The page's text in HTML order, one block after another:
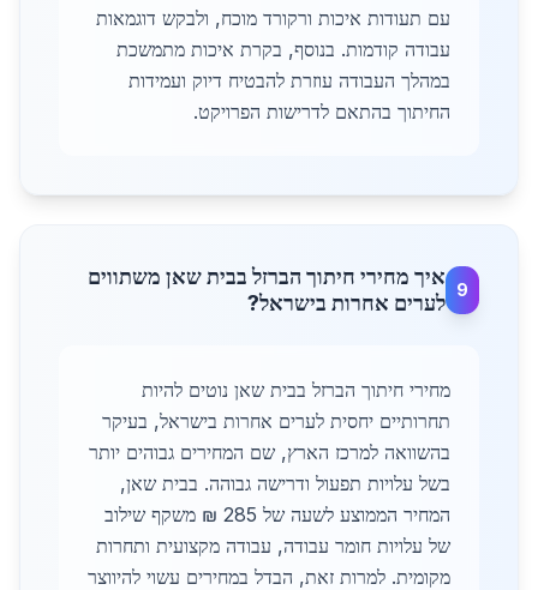
עם תעודות איכות ורקורד מוכח, ולבקש דוגמאות
עבודה קודמות. בנוסף, בקרת איכות מתמשכת
במהלך העבודה עוזרת להבטיח דיוק ועמידות
החיתוך בהתאם לדרישות הפרויקט.
9
איך מחירי חיתוך הברזל בבית שאן משתווים
לערים אחרות בישראל?
מחירי חיתוך הברזל בבית שאן נוטים להיות
תחרותיים יחסית לערים אחרות בישראל, בעיקר
בהשוואה למרכז הארץ, שם המחירים גבוהים יותר
בשל עלויות תפעול ודרישה גבוהה. בבית שאן,
המחיר הממוצע לשעה של 285 ₪ משקף שילוב
של עלויות חומר עבודה, עבודה מקצועית ותחרות
מקומית. למרות זאת, הבדל במחירים עשוי להיווצר